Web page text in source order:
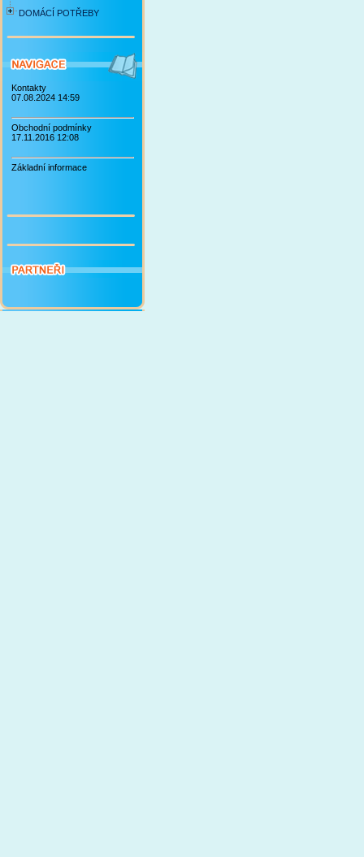
DOMÁCÍ POTŘEBY
Kontakty
07.08.2024 14:59
Obchodní podmínky
17.11.2016 12:08
Základní informace